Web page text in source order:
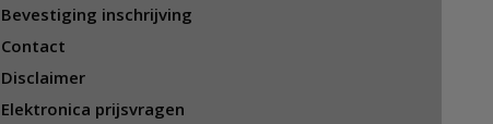
Bevestiging inschrijving
Contact
Disclaimer
Elektronica prijsvragen